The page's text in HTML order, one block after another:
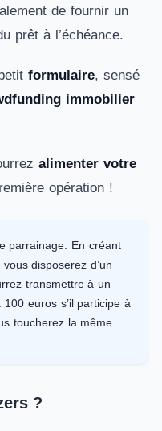
de fournir un
prêt à l’échéance.
formulaire, sensé
immobilier
alimenter votre
opération !
parrainage. En créant
disposerez d’un
transmettre à un
euros s’il participe à
toucherez la même
?